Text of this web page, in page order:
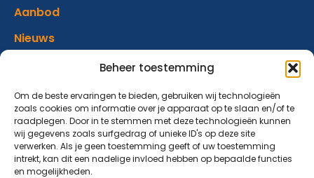
Beheer toestemming
Om de beste ervaringen te bieden, gebruiken wij technologieën
zoals cookies om informatie over je apparaat op te slaan en/of te
raadplegen. Door in te stemmen met deze technologieën kunnen
wij gegevens zoals surfgedrag of unieke ID's op deze site
verwerken. Als je geen toestemming geeft of uw toestemming
intrekt, kan dit een nadelige invloed hebben op bepaalde functies
en mogelijkheden.
Aanbod
Nieuws
Donatie
Contact
Abonneer op onze nieuwsbrief